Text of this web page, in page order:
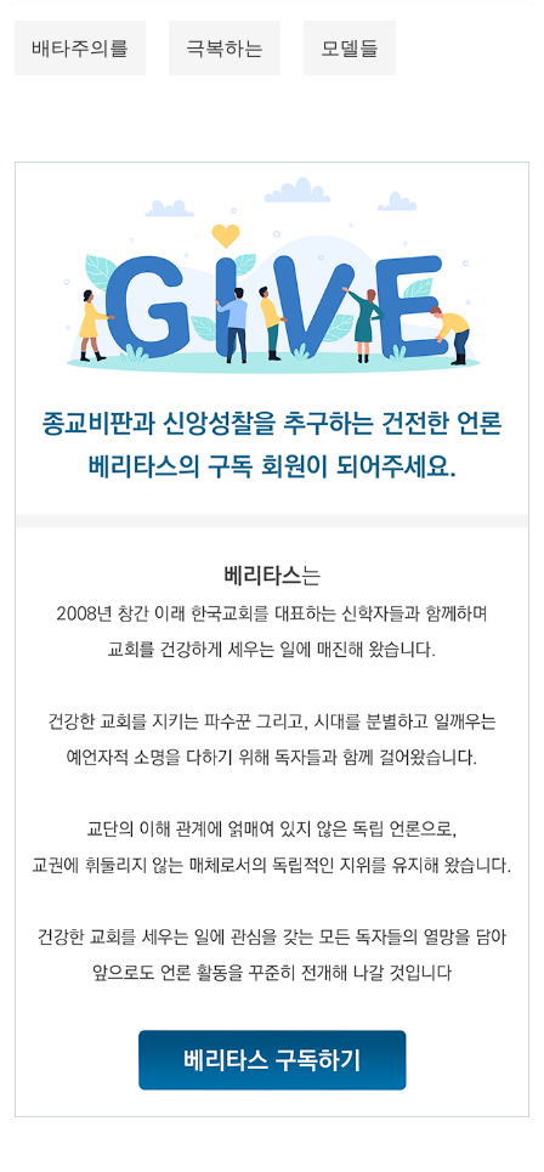
배타주의를 극복하는 모델들